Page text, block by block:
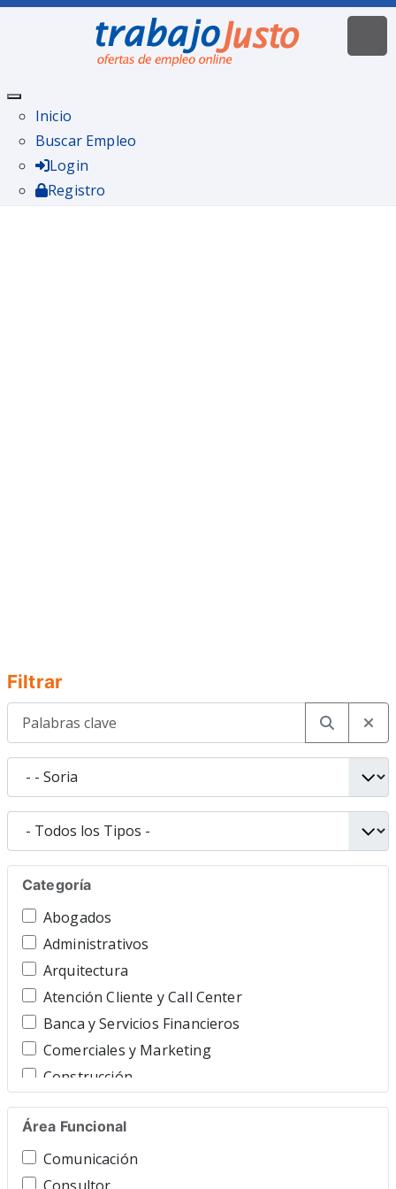
Inicio
Buscar Empleo
Login
Registro
Filtrar
Categoría
Abogados
Administrativos
Arquitectura
Atención Cliente y Call Center
Banca y Servicios Financieros
Comerciales y Marketing
Construcción
Consultoría y Asesoría
Contable y Gestor
Cuidado Personal
Directivos y Ejecutivos
Área Funcional
Comunicación